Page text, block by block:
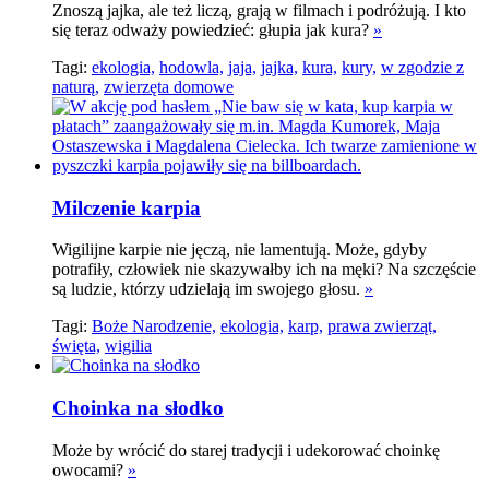
Znoszą jajka, ale też liczą, grają w filmach i podróżują. I kto
się teraz odważy powiedzieć: głupia jak kura? »
Tagi: ekologia, hodowla, jaja, jajka, kura, kury, w zgodzie z
naturą, zwierzęta domowe
Milczenie karpia
Wigilijne karpie nie jęczą, nie lamentują. Może, gdyby
potrafiły, człowiek nie skazywałby ich na męki? Na szczęście
są ludzie, którzy udzielają im swojego głosu. »
Tagi: Boże Narodzenie, ekologia, karp, prawa zwierząt,
święta, wigilia
Choinka na słodko
Może by wrócić do starej tradycji i udekorować choinkę
owocami? »